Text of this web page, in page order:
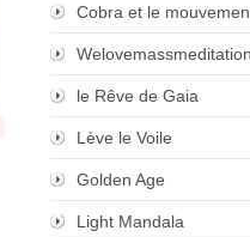
Cobra et le
Welovemassmeditation
le Rêve de Gaia
Lève le Voile
Golden Age
Light Mandala